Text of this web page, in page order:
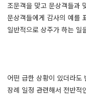
조문객을 맞고 문상객들과
문상객들에게 감사의 예를
일반적으로 상주가 하는 일
어떤 급한 상황이 있더라도
장례 일정 관련해서 전반적